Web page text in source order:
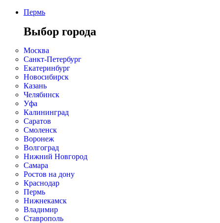
Пермь
Выбор города
Москва
Санкт-Петербург
Екатеринбург
Новосибирск
Казань
Челябинск
Уфа
Калининград
Саратов
Смоленск
Воронеж
Волгоград
Нижний Новгород
Самара
Ростов на дону
Краснодар
Пермь
Нижнекамск
Владимир
Ставрополь